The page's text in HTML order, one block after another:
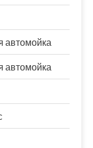
автомойка
автомойка